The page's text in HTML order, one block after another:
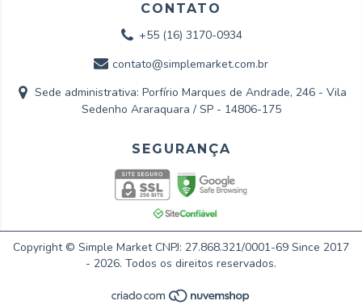
CONTATO
+55 (16) 3170-0934
contato@simplemarket.com.br
Sede administrativa: Porfírio Marques de Andrade, 246 - Vila
Sedenho Araraquara / SP - 14806-175
Copyright © Simple Market CNPJ: 27.868.321/0001-69 Since 2017
- 2026. Todos os direitos reservados.